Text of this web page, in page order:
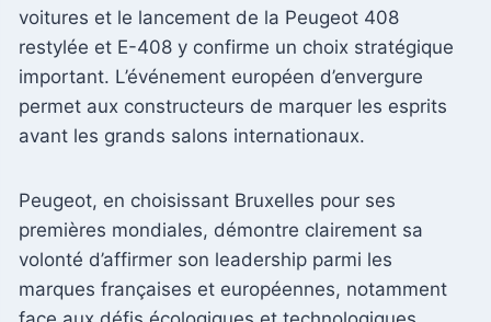
voitures et le lancement de la Peugeot 408
restylée et E-408 y confirme un choix stratégique
important. L’événement européen d’envergure
permet aux constructeurs de marquer les esprits
avant les grands salons internationaux.
Peugeot, en choisissant Bruxelles pour ses
premières mondiales, démontre clairement sa
volonté d’affirmer son leadership parmi les
marques françaises et européennes, notamment